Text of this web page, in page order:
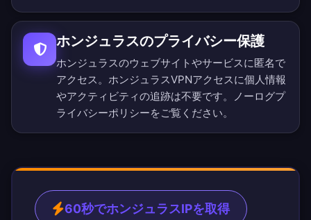
ホンジュラスのプライバシー保護
ホンジュラスのウェブサイトやサービスに匿名で
アクセス。ホンジュラスVPNアクセスに個人情報
やアクティビティの追跡は不要です。
ノーログプ
ライバシーポリシーをご覧ください。
60秒でホンジュラスIPを取得